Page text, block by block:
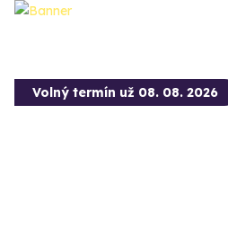
Volný termín už 08. 08. 2026